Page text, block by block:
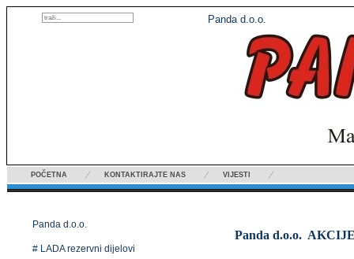
Panda d.o.o.
Panda d.o.o.
# LADA rezervni dijelovi
Panda d.o.o.
POČETNA KONTAKTIRAJTE NAS VIJESTI